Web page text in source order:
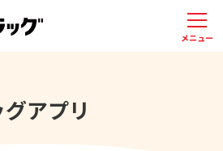
メニュー
アプリ